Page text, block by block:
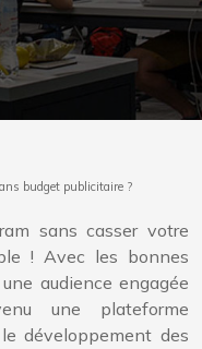
budget publicitaire ?
sans casser votre
! Avec les bonnes
audience engagée
une plateforme
développement des